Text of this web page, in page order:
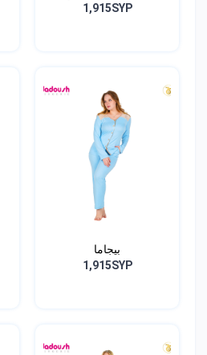
1,915SYP
بيجاما
1,915SYP